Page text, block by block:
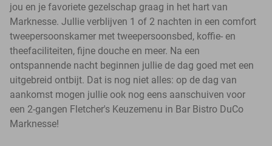
jou en je favoriete gezelschap graag in het hart van
Marknesse. Jullie verblijven 1 of 2 nachten in een comfort
tweepersoonskamer met tweepersoonsbed, koffie- en
theefaciliteiten, fijne douche en meer. Na een
ontspannende nacht beginnen jullie de dag goed met een
uitgebreid ontbijt. Dat is nog niet alles: op de dag van
aankomst mogen jullie ook nog eens aanschuiven voor
een 2-gangen Fletcher's Keuzemenu in Bar Bistro DuCo
Marknesse!